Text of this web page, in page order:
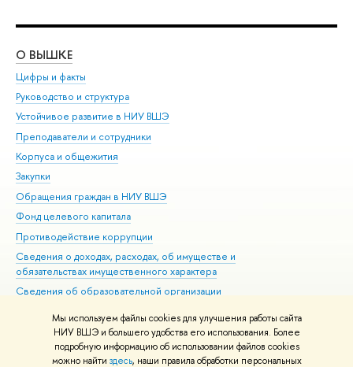
Мы используем файлы cookies для улучшения работы сайта
НИУ ВШЭ и большего удобства его использования. Более
подробную информацию об использовании файлов cookies
можно найти здесь, наши правила обработки персональных
О ВЫШКЕ
Цифры и факты
Руководство и структура
Устойчивое развитие в НИУ ВШЭ
Преподаватели и сотрудники
Корпуса и общежития
Закупки
Обращения граждан в НИУ ВШЭ
Фонд целевого капитала
Противодействие коррупции
Сведения о доходах, расходах, об имуществе и
обязательствах имущественного характера
Сведения об образовательной организации
Людям с ограниченными возможностями здоровья
Единая платежная страница
Работа в Вышке